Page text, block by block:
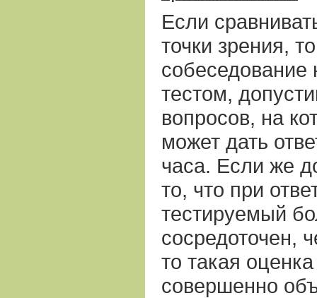
Если
точки зрения,
собеседование
тестом,
вопросов, на
может дать
часа. Если же
то, что при
тестируемый
сосредоточен,
то такая
совершенно